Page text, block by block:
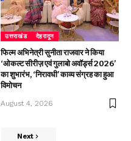
उत्तराखंड देहरादून
फिल्म अभिनेत्री सुनीता राजवार ने किया
‘ओकल्ट सीरीज़ एवं गुलाबो अवॉर्ड्स 2026’
का शुभारंभ, ‘निरावधी’ काव्य संग्रह का हुआ
विमोचन
August 4, 2026
Next